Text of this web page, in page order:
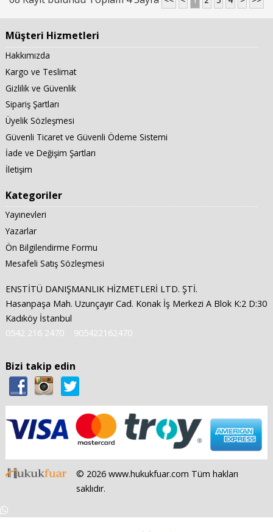
Müşteri Hizmetleri
Hakkımızda
Kargo ve Teslimat
Gizlilik ve Güvenlik
Sipariş Şartları
Üyelik Sözleşmesi
Güvenli Ticaret ve Güvenli Ödeme Sistemi
İade ve Değişim Şartları
İletişim
Kategoriler
Yayınevleri
Yazarlar
Ön Bilgilendirme Formu
Mesafeli Satış Sözleşmesi
ENSTİTÜ DANIŞMANLIK HİZMETLERİ LTD. ŞTİ.
Hasanpaşa Mah. Uzunçayır Cad. Konak İş Merkezi A Blok K:2 D:30
Kadıköy İstanbul
0542 216 2470
905422162470
Bizi takip edin
© 2026 www.hukukfuar.com Tüm hakları
saklıdır.